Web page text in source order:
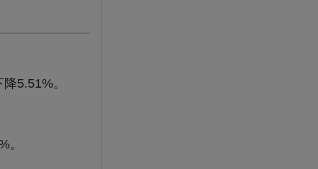
5.51%。
。